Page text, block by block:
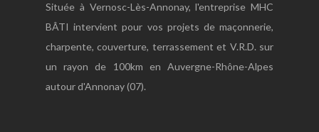
Située à Vernosc-Lès-Annonay, l'entreprise MHC
BÂTI intervient pour vos projets de maçonnerie,
charpente, couverture, terrassement et V.R.D. sur
un rayon de 100km en Auvergne-Rhône-Alpes
autour d'Annonay (07).